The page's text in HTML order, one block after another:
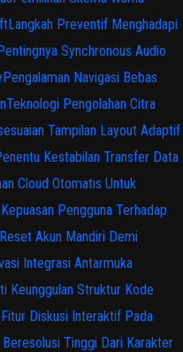
Langkah Preventif Menghadapi
Synchronous Audio
Pengalaman Navigasi Bebas
Teknologi Pengolahan Citra
Tampilan Layout Adaptif
Kestabilan Transfer Data
Cloud Otomatis Untuk
Pengguna Terhadap
Akun Mandiri Demi
Integrasi Antarmuka
Keunggulan Struktur Kode
Diskusi Interaktif Pada
Tinggi Dari Karakter